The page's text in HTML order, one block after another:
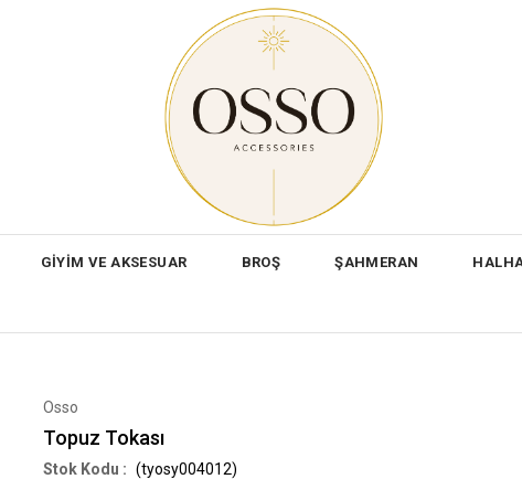
GİYİM VE AKSESUAR BROŞ ŞAHMERAN
Osso
Topuz Tokası
(tyosy004012)